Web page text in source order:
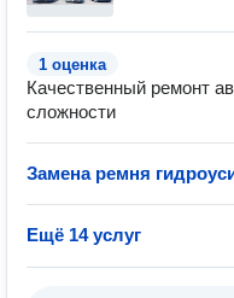
1 оценка
Качественный ремонт
сложности
Замена ремня
Ещё 14 услуг